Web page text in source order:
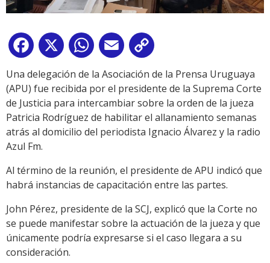
Facebook
X WhatsApp
Email
Link
Una delegación de la Asociación de la Prensa Uruguaya
(APU) fue recibida por el presidente de la Suprema Corte
de Justicia para intercambiar sobre la orden de la jueza
Patricia Rodríguez de habilitar el allanamiento semanas
atrás al domicilio del periodista Ignacio Álvarez y la radio
Azul Fm.
Al término de la reunión, el presidente de APU indicó que
habrá instancias de capacitación entre las partes.
John Pérez, presidente de la SCJ, explicó que la Corte no
se puede manifestar sobre la actuación de la jueza y que
únicamente podría expresarse si el caso llegara a su
consideración.